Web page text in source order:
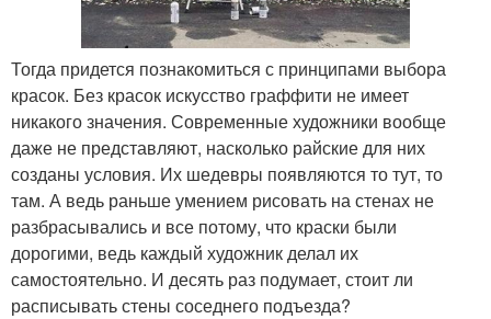
Тогда придется познакомиться с принципами выбора
красок. Без красок искусство граффити не имеет
никакого значения. Современные художники вообще
даже не представляют, насколько райские для них
созданы условия. Их шедевры появляются то тут, то
там. А ведь раньше умением рисовать на стенах не
разбрасывались и все потому, что краски были
дорогими, ведь каждый художник делал их
самостоятельно. И десять раз подумает, стоит ли
расписывать стены соседнего подъезда?